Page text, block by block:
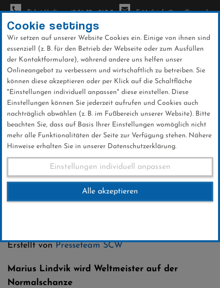
Direkt
zum
Inhalt
Ticket-Hotline: +49 56 32 - 960-0 E-Mail: info@sc-willingen.de
News
Normalschanze Ski-WM
Trondheim
Erstellt vonPresseteam SCW
Marius Lindvik wird Weltmeister auf der
Normalschanze
Cookie settings
Wir setzen auf unserer Website Cookies ein. Einige von ihnen sind
essenziell (z. B. für den Betrieb der Webseite oder zum Ausfüllen
der Kontaktformulare), während andere uns helfen unser
Onlineangebot zu verbessern und wirtschaftlich zu betreiben. Sie
können diese akzeptieren oder per Klick auf die Schaltfläche
"Einstellungen individuell anpassen" diese einstellen. Diese
Einstellungen können Sie jederzeit aufrufen und Cookies auch
nachträglich abwählen (z. B. im Fußbereich unserer Website). Bitte
beachten Sie, dass auf Basis Ihrer Einstellungen womöglich nicht
mehr alle Funktionalitäten der Seite zur Verfügung stehen. Nähere
Hinweise erhalten Sie in unserer Datenschutzerklärung.
Einstellungen individuell anpassen
Alle akzeptieren